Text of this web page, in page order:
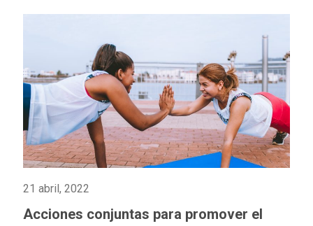
21 abril, 2022
Acciones conjuntas para promover el